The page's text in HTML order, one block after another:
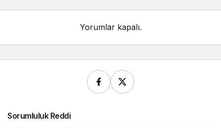
Yorumlar kapalı.
Sorumluluk Reddi